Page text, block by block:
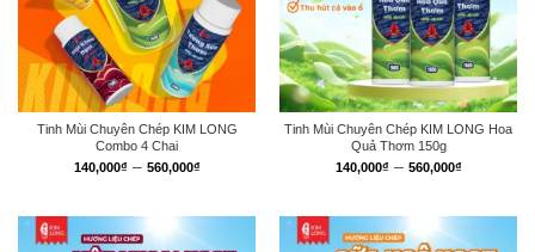
Tinh Mùi Chuyên Chép KIM LONG
Combo 4 Chai
140,000₫ – 560,000₫Khoảng
140,000₫
Tinh Mùi Chuyên Chép KIM LONG Hoa
Quả Thơm 150g
140,000₫ – 560,000₫Khoảng
140,000₫